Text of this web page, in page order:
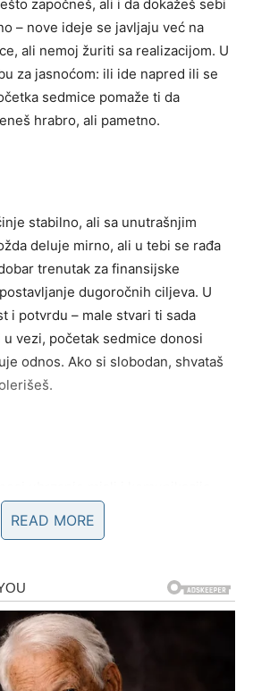
započneš, ali i da dokažeš sebi
– nove ideje se javljaju već na
ali nemoj žuriti sa realizacijom. U
za jasnoćom: ili ide napred ili se
sedmice pomaže ti da
hrabro, ali pametno.
stabilno, ali sa unutrašnjim
deluje mirno, ali u tebi se rađa
trenutak za finansijske
dugoročnih ciljeva. U
i potvrdu – male stvari ti sada
u vezi, početak sedmice donosi
odnos. Ako si slobodan, shvataš
igraju ključnu ulogu. Moguće
planove, ali ti se brzo prilagođavaš.
razgovor, razjašnjenje i mentalnu
počinje tako što te podseća koliko
lek, i kao oružje.
READ MORE